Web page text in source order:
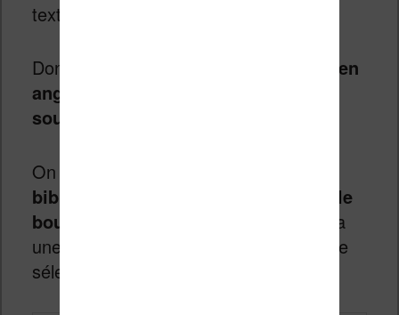
texte d’une manière ou d’une autre.
Donc,
on a un texte de 4 ou 5 pages en
anglais, dans un langage assez
soutenu
On doit
bibliothèque Calibre et appuyer sur le
bouton de traduction du plugin
. On a
une petite fenêtre qui nous demande de
sélectionner la langue de traduction.